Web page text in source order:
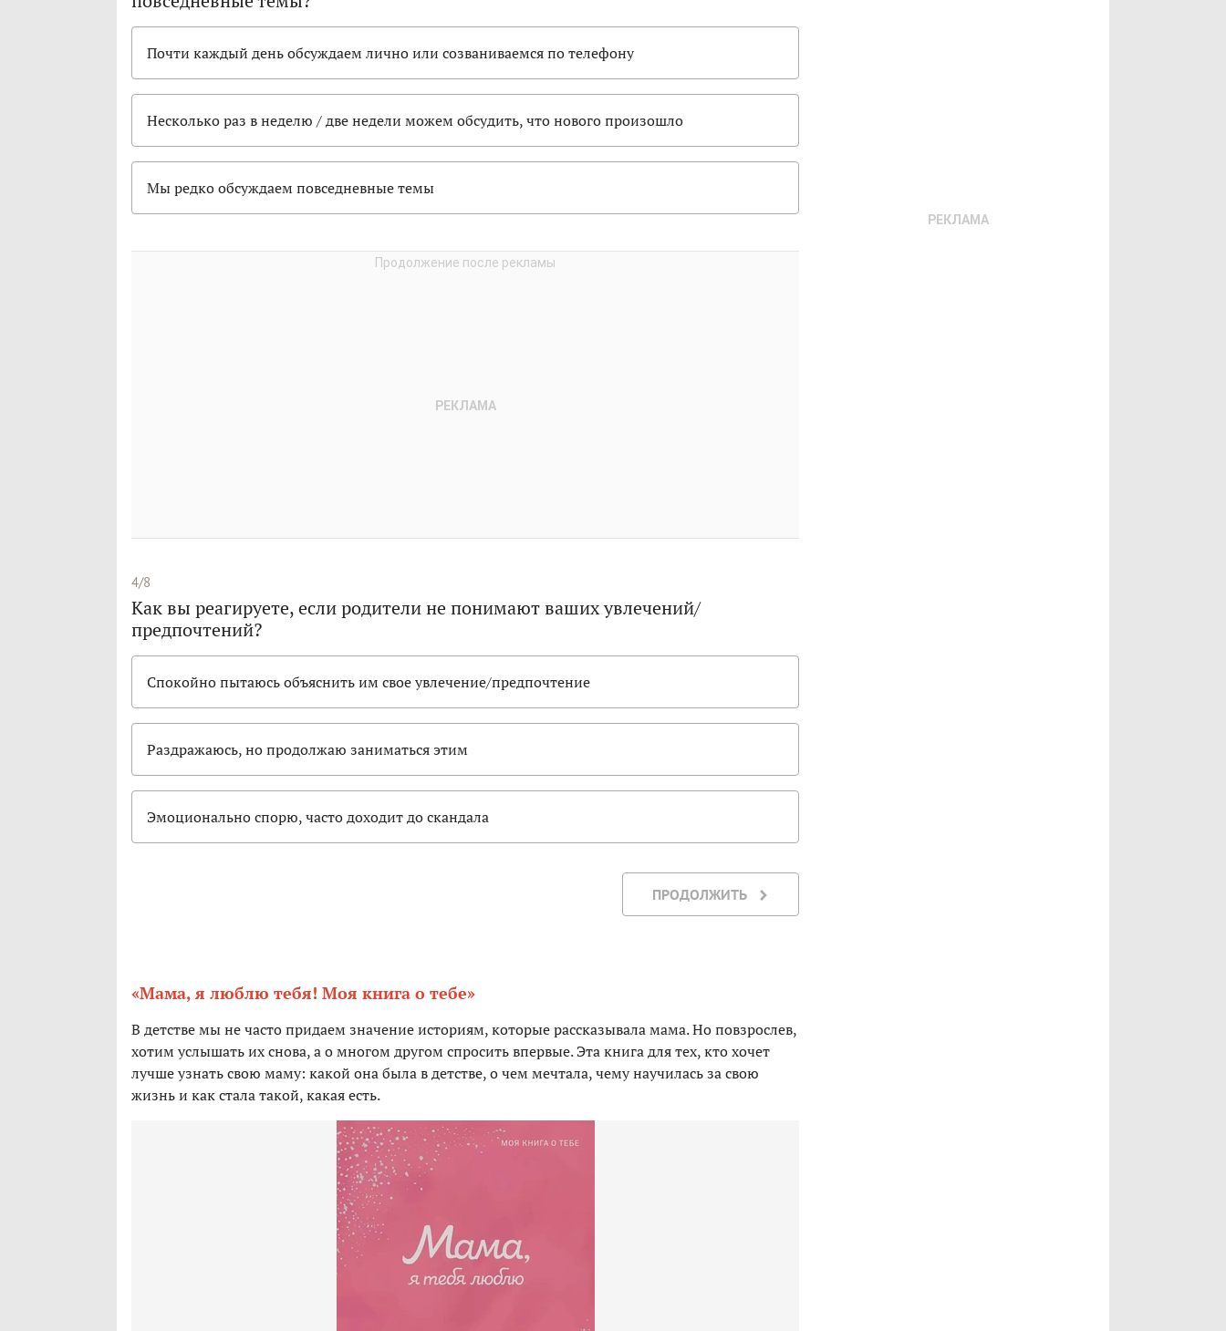
Почти каждый день обсуждаем лично или созваниваемся по телефону
Несколько раз в неделю / две недели можем обсудить, что нового произошло
Мы редко обсуждаем повседневные темы
4/8
Как вы реагируете, если родители не понимают ваших увлечений/
предпочтений?
Спокойно пытаюсь объяснить им свое увлечение/предпочтение
Раздражаюсь, но продолжаю заниматься этим
Эмоционально спорю, часто доходит до скандала
ПРОДОЛЖИТЬ
«Мама, я люблю тебя! Моя книга о тебе»
В детстве мы не часто придаем значение историям, которые рассказывала мама. Но повзрослев,
хотим услышать их снова, а о многом другом спросить впервые. Эта книга для тех, кто хочет
лучше узнать свою маму: какой она была в детстве, о чем мечтала, чему научилась за свою
жизнь и как стала такой, какая есть.